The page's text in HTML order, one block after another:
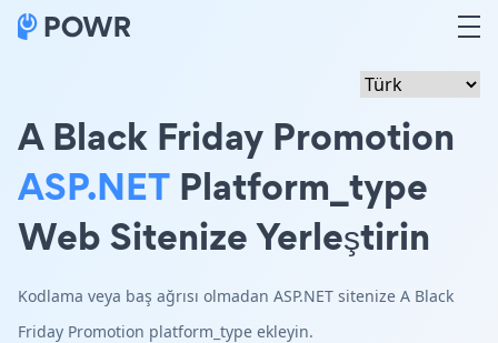
A Black Friday Promotion
ASP.NET Platform_type
Web Sitenize Yerleştirin
Kodlama veya baş ağrısı olmadan ASP.NET sitenize A Black
Friday Promotion platform_type ekleyin.